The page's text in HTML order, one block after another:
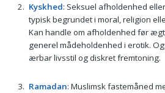
Kyskhed: Seksuel afholdenhed
typisk begrundet i moral, religion
Kan handle om afholdenhed før
generel mådeholdenhed i erotik.
ærbar livsstil og diskret fremtoning.
Ramadan: Muslimsk fastemåned